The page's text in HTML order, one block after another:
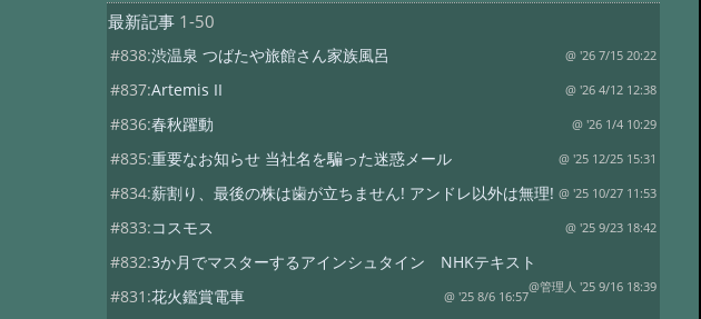
最新記事1-50
#838:渋温泉 つばたや旅館さん家族風呂 @ '26 7/15 20:22
#837:Artemis II @ '26 4/12 12:38
#836:春秋躍動 @ '26 1/4 10:29
#835:重要なお知らせ 当社名を騙った迷惑メール @ '25 12/25 15:31
#834:薪割り、最後の株は歯が立ちません! アンドレ以外は無理! @ '25 10/27 11:53
#833:コスモス @ '25 9/23 18:42
#832:3か月でマスターするアインシュタイン NHKテキスト
@管理人 '25 9/16 18:39
#831:花火鑑賞電車 @ '25 8/6 16:57